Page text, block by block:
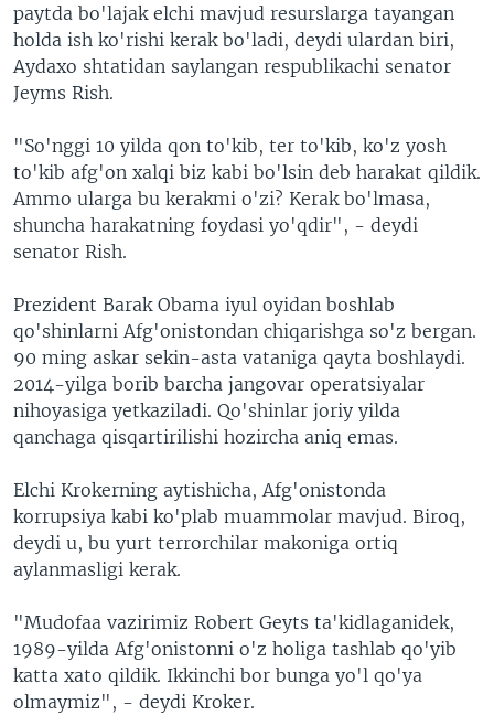
paytda bo'lajak elchi mavjud resurslarga tayangan
holda ish ko'rishi kerak bo'ladi, deydi ulardan biri,
Aydaxo shtatidan saylangan respublikachi senator
Jeyms Rish.
"So'nggi 10 yilda qon to'kib, ter to'kib, ko'z yosh
to'kib afg'on xalqi biz kabi bo'lsin deb harakat qildik.
Ammo ularga bu kerakmi o'zi? Kerak bo'lmasa,
shuncha harakatning foydasi yo'qdir", - deydi
senator Rish.
Prezident Barak Obama iyul oyidan boshlab
qo'shinlarni Afg'onistondan chiqarishga so'z bergan.
90 ming askar sekin-asta vataniga qayta boshlaydi.
2014-yilga borib barcha jangovar operatsiyalar
nihoyasiga yetkaziladi. Qo'shinlar joriy yilda
qanchaga qisqartirilishi hozircha aniq emas.
Elchi Krokerning aytishicha, Afg'onistonda
korrupsiya kabi ko'plab muammolar mavjud. Biroq,
deydi u, bu yurt terrorchilar makoniga ortiq
aylanmasligi kerak.
"Mudofaa vazirimiz Robert Geyts ta'kidlaganidek,
1989-yilda Afg'onistonni o'z holiga tashlab qo'yib
katta xato qildik. Ikkinchi bor bunga yo'l qo'ya
olmaymiz", - deydi Kroker.